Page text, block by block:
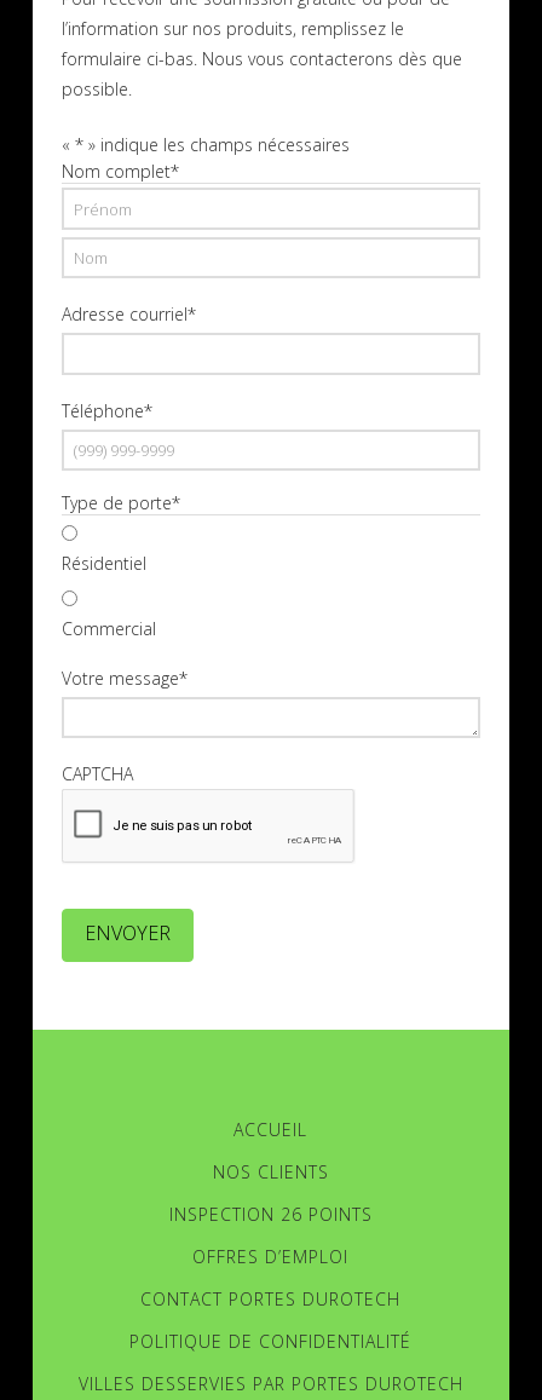
l’information sur nos produits, remplissez le
formulaire ci-bas. Nous vous contacterons dès que
possible.
« *» indique les champs nécessaires
Nom complet*
Prénom
Adresse courriel*
Téléphone*
Type de porte*
Résidentiel
Commercial
Votre message*
CAPTCHA
ENVOYER
ACCUEIL
NOS CLIENTS
INSPECTION 26 POINTS
OFFRES D’EMPLOI
CONTACT PORTES DUROTECH
POLITIQUE DE CONFIDENTIALITÉ
VILLES DESSERVIES PAR PORTES DUROTECH